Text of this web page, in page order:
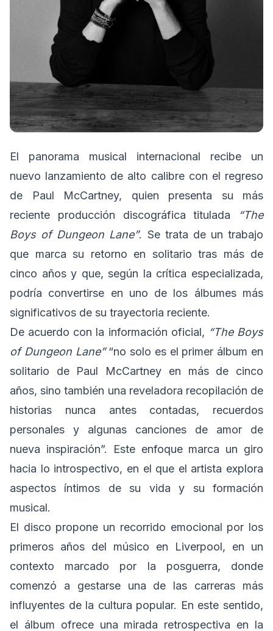
El panorama musical internacional recibe un
nuevo lanzamiento de alto calibre con el regreso
de Paul McCartney, quien presenta su más
reciente producción discográfica titulada
“The
Boys of Dungeon Lane”. Se trata de un trabajo
que marca su retorno en solitario tras más de
cinco años y que, según la crítica especializada,
podría convertirse en uno de los álbumes más
significativos de su trayectoria reciente.
De acuerdo con la información oficial, “The Boys
of Dungeon Lane”“no solo es el primer álbum en
solitario de Paul McCartney en más de cinco
años, sino también una reveladora recopilación de
historias nunca antes contadas, recuerdos
personales y algunas canciones de amor de
nueva inspiración”. Este enfoque marca un giro
hacia lo introspectivo, en el que el artista explora
aspectos íntimos de su vida y su formación
musical.
El disco propone un recorrido emocional por los
primeros años del músico en Liverpool, en un
contexto marcado por la posguerra, donde
comenzó a gestarse una de las carreras más
influyentes de la cultura popular. En este sentido,
el álbum ofrece una mirada retrospectiva en la